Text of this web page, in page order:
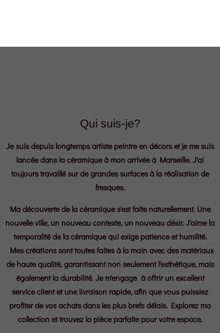
Qui suis-je?
Je suis depuis longtemps artiste peintre en décors et je me suis
lancée dans la céramique à mon arrivée à Marseille. J'ai
toujours travaillé sur de grandes surfaces à la réalisation de
fresques.
Ma découverte de la céramique s'est faite naturellement. Une
nouvelle ville, un nouveau contexte, un nouveau désir. J'aime la
temporalité de la céramique qui exige patience et humilité.
Mes créations sont toutes faites à la main avec des matériaux
de haute qualité, garantissant non seulement l'esthétique, mais
également la durabilité. Je m'engage à offrir un excellent
service client et une livraison rapide, afin que vous puissiez
profiter de vos achats dans les plus brefs délais. Explorez ma
collection et trouvez la pièce parfaite pour votre espace.